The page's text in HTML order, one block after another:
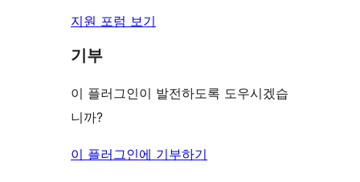
지원 포럼 보기
기부
이 플러그인이 발전하도록 도우시겠습
니까?
이 플러그인에 기부하기